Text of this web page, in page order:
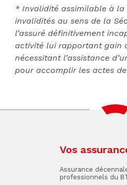
* Invalidité assimilable à la
invalidités au sens de la
l’assuré définitivement
activité lui rapportant gain
nécessitant l’assistance
pour accomplir les actes
Vos
Assurance
professionnels du